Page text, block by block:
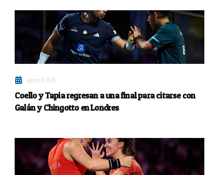
agosto 8, 2026
Coello y Tapia regresan a una final para citarse con
Galán y Chingotto en Londres